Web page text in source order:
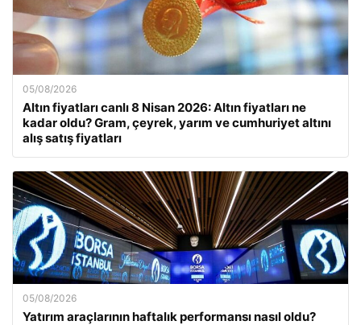
05/08/2026
Altın fiyatları canlı 8 Nisan 2026: Altın fiyatları ne
kadar oldu? Gram, çeyrek, yarım ve cumhuriyet altını
alış satış fiyatları
05/08/2026
Yatırım araçlarının haftalık performansı nasıl oldu?